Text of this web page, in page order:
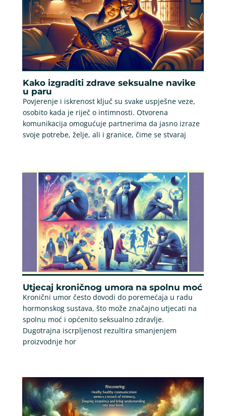
Kako izgraditi zdrave seksualne navike
u paru
Povjerenje i iskrenost ključ su svake uspješne veze,
osobito kada je riječ o intimnosti. Otvorena
komunikacija omogućuje partnerima da jasno izraze
svoje potrebe, želje, ali i granice, čime se stvaraj
Utjecaj kroničnog umora na spolnu moć
Kronični umor često dovodi do poremećaja u radu
hormonskog sustava, što može značajno utjecati na
spolnu moć i općenito seksualno zdravlje.
Dugotrajna iscrpljenost rezultira smanjenjem
proizvodnje hor